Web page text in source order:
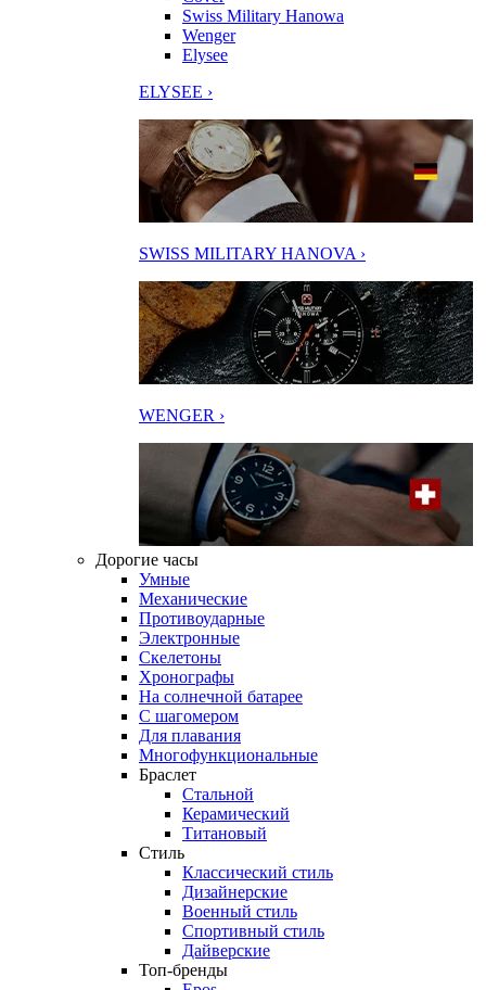
Swiss Military Hanowa
Wenger
Elysee
ELYSEE ›
SWISS MILITARY HANOVA ›
WENGER ›
Дорогие часы
Умные
Механические
Противоударные
Электронные
Скелетоны
Хронографы
На солнечной батарее
С шагомером
Для плавания
Многофункциональные
Браслет
Стальной
Керамический
Титановый
Стиль
Классический стиль
Дизайнерские
Военный стиль
Спортивный стиль
Дайверские
Топ-бренды